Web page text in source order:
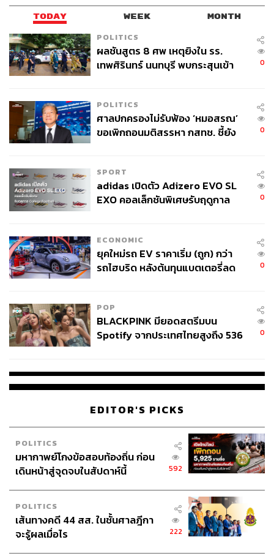
TODAY WEEK MONTH
POLITICS
ผลชันสูตร 8 ศพ เหตุยิงใน รร.
เทพศิรินทร์ นนทบุรี พบกระสุนเข้า
0
POLITICS
ศาลปกครองไม่รับฟ้อง ‘หมอสรณ’
ขอเพิกถอนมติสรรหา กสทช. ชี้ยัง
0
SPORT
adidas เปิดตัว Adizero EVO SL
EXO คอลเล็กชันพิเศษรับฤดูกาล
0
ECONOMIC
ยุคใหม่รถ EV ราคาเริ่ม (ถูก) กว่า
รถไฮบริด หลังต้นทุนแบตเตอรี่ลด
0
POP
BLACKPINK มียอดสตรีมบน
Spotify จากประเทศไทยสูงถึง 536
0
EDITOR'S PICKS
POLITICS
มหากาพย์โกงข้อสอบท้องถิ่น ก่อน
เดินหน้าสู่จุดจบในสัปดาห์นี้
592
POLITICS
เส้นทางคดี 44 สส. ในชั้นศาลฎีกา
จะรู้ผลเมื่อไร
222